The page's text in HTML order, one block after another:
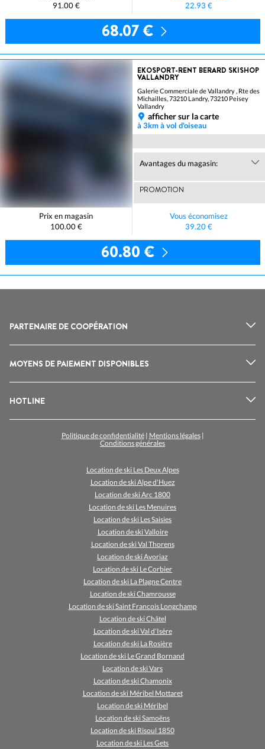
91.00 €
22.93 €
68.07 €
EKOSPORT-RENT BERARD SKISHOP
VALLANDRY
Galerie Commerciale de Vallandry , Rte des
Michailles, 73210 Landry, 73210 Peisey
Vallandry
afficher sur la carte
à 3km à vol d'oiseau
Avantages du magasin:
PROMOTION
Prix en magasin
100.00 €
Vous économisez
39.20 €
60.80 €
PARTENAIRE DE COOPÉRATION
MOYENS DE PAIEMENT DISPONIBLES
HOTLINE
Politique de confidentialité| Mentions légales|
Conditions générales
Location de ski Les Deux Alpes
Location de ski Alpe d'Huez
Location de ski Arc 1800
Location de ski Les Menuires
Location de ski Les Saisies
Location de ski Valloire
Location de ski Val Thorens
Location de ski Avoriaz
Location de ski Le Corbier
Location de ski La Plagne Centre
Location de ski Chamrousse
Location de ski Saint Francois Longchamp
Location de ski Châtel
Location de ski Val d'Isère
Location de ski La Rosière
Location de ski Le Grand Bornand
Location de ski Vars
Location de ski Chamonix
Location de ski Méribel Mottaret
Location de ski Méribel
Location de ski Samoëns
Location de ski Risoul 1850
Location de ski Les Gets